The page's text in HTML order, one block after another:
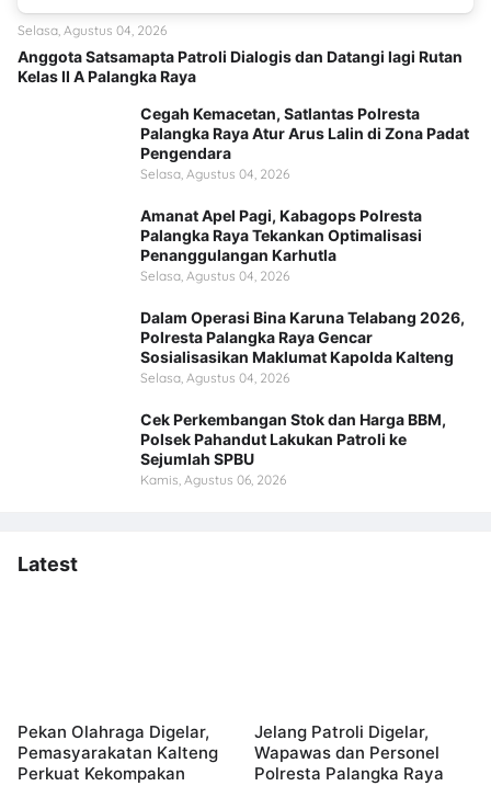
Anggota Satsamapta Patroli Dialogis dan Datangi lagi Rutan
Kelas II A Palangka Raya
Selasa, Agustus 04, 2026
Cegah Kemacetan, Satlantas Polresta
Palangka Raya Atur Arus Lalin di Zona Padat
Pengendara
Selasa, Agustus 04, 2026
Amanat Apel Pagi, Kabagops Polresta
Palangka Raya Tekankan Optimalisasi
Penanggulangan Karhutla
Selasa, Agustus 04, 2026
Dalam Operasi Bina Karuna Telabang 2026,
Polresta Palangka Raya Gencar
Sosialisasikan Maklumat Kapolda Kalteng
Selasa, Agustus 04, 2026
Cek Perkembangan Stok dan Harga BBM,
Polsek Pahandut Lakukan Patroli ke
Sejumlah SPBU
Kamis, Agustus 06, 2026
Latest
Pekan Olahraga Digelar,
Pemasyarakatan Kalteng
Perkuat Kekompakan
Jelang Patroli Digelar,
Wapawas dan Personel
Polresta Palangka Raya